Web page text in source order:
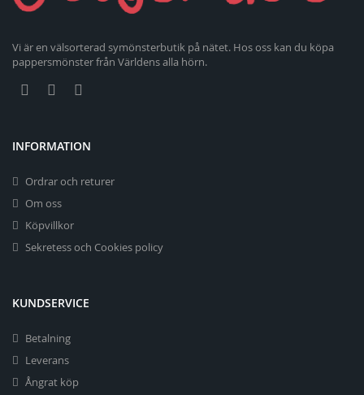
Vi är en välsorterad symönsterbutik på nätet. Hos oss kan du köpa
pappersmönster från Världens alla hörn.
INFORMATION
Ordrar och returer
Om oss
Köpvillkor
Sekretess och Cookies policy
KUNDSERVICE
Betalning
Leverans
Ångrat köp